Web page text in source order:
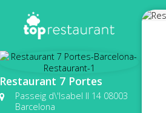
Restaurant 7 Portes
Passeig d\'Isabel II 14 08003
Barcelona